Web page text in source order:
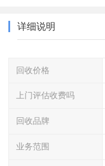
详细说明
回收价格
上门评估收费吗
回收品牌
业务范围